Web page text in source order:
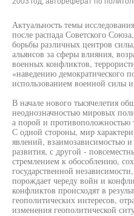
Актуальность темы
после распада Советского
борьбы различных центров
альянсов за сферы влияния,
военных конфликтов,
«наведению демократического
использованием военной силы
В начале нового тысячелетия
неоднозначностью мировых
а порой и противоположностью
С одной стороны, мир
явлений, взаимозависимостью
развития, с другой -
стремлением к обособлению,
государственной
порождает череду войн и
конфликтов происходят в
геополитических интересов,
изменения геополитической